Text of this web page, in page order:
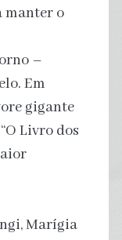
manter o
–
Em
gigante
Livro dos
Marígia